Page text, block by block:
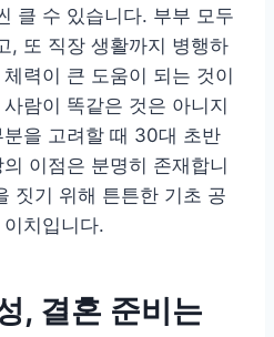
클 수 있습니다. 부부 모두
, 또 직장 생활까지 병행하
력이 큰 도움이 되는 것이
람이 똑같은 것은 아니지
을 고려할 때 30대 초반
이점은 분명히 존재합니
짓기 위해 튼튼한 기초 공
치입니다.
, 결혼 준비는